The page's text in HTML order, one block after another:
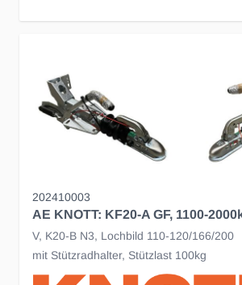
202410003
AE KNOTT: KF20-A GF, 1100-
V, K20-B N3, Lochbild 110-120/166/200
mit Stützradhalter, Stützlast 100kg